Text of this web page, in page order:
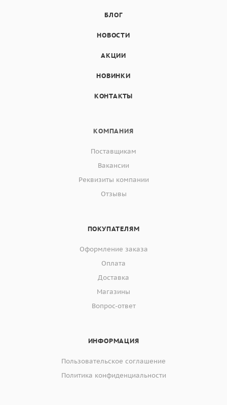
БЛОГ
НОВОСТИ
АКЦИИ
НОВИНКИ
КОНТАКТЫ
КОМПАНИЯ
Поставщикам
Вакансии
Реквизиты компании
Отзывы
ПОКУПАТЕЛЯМ
Оформление заказа
Оплата
Доставка
Магазины
Вопрос-ответ
ИНФОРМАЦИЯ
Пользовательское соглашение
Политика конфиденциальности